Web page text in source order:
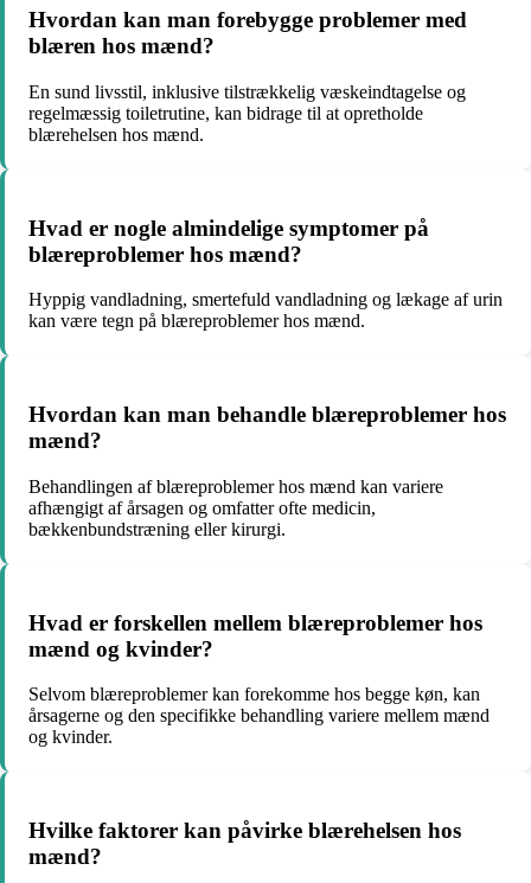
Hvordan kan man forebygge problemer med
blæren hos mænd?
En sund livsstil, inklusive tilstrækkelig væskeindtagelse og
regelmæssig toiletrutine, kan bidrage til at opretholde
blærehelsen hos mænd.
Hvad er nogle almindelige symptomer på
blæreproblemer hos mænd?
Hyppig vandladning, smertefuld vandladning og lækage af urin
kan være tegn på blæreproblemer hos mænd.
Hvordan kan man behandle blæreproblemer hos
mænd?
Behandlingen af blæreproblemer hos mænd kan variere
afhængigt af årsagen og omfatter ofte medicin,
bækkenbundstræning eller kirurgi.
Hvad er forskellen mellem blæreproblemer hos
mænd og kvinder?
Selvom blæreproblemer kan forekomme hos begge køn, kan
årsagerne og den specifikke behandling variere mellem mænd
og kvinder.
Hvilke faktorer kan påvirke blærehelsen hos
mænd?